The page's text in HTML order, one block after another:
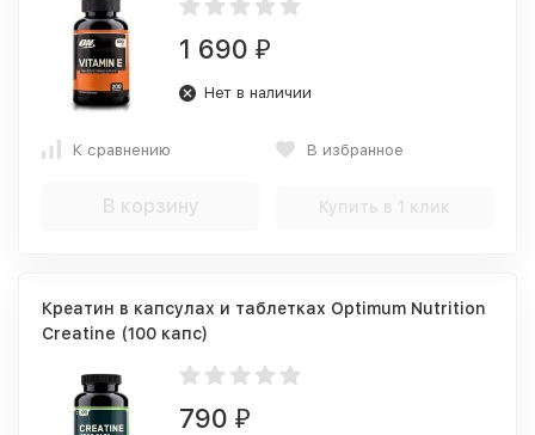
1 690 ₽
Нет в наличии
К сравнению В избранное
В корзину Купить в 1 клик
Креатин в капсулах и таблетках Optimum Nutrition
Creatine (100 капс)
790 ₽